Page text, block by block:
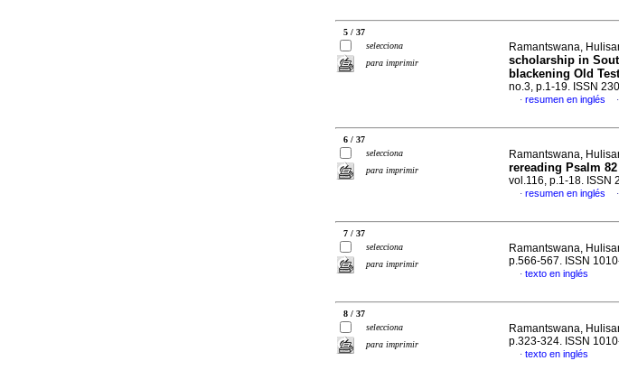
5 / 37
selecciona
para imprimir
Ramantswana,
scholarship in
blackening Old
no.3, p.1-19. ISSN
· resumen en inglés ·
6 / 37
selecciona
para imprimir
Ramantswana,
rereading Psalm
vol.116, p.1-18. ISSN
· resumen en inglés ·
7 / 37
selecciona
para imprimir
Ramantswana,
p.566-567. ISSN
· texto en inglés
8 / 37
selecciona
para imprimir
Ramantswana,
p.323-324. ISSN
· texto en inglés